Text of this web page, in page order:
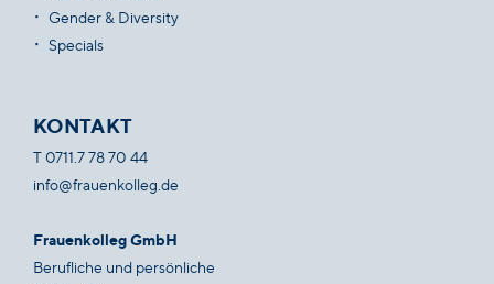
Gender & Diversity
Specials
KONTAKT
T0711.7 78 70 44
info@frauenkolleg.de
Frauenkolleg GmbH
Berufliche und persönliche